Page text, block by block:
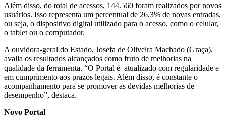
Além disso, do total de acessos, 144.560 foram realizados por novos
usuários. Isso representa um percentual de 26,3% de novas entradas,
ou seja, o dispositivo digital utilizado para o acesso, como o celular,
o tablet ou o computador.
A ouvidora-geral do Estado, Josefa de Oliveira Machado (Graça),
avalia os resultados alcançados como fruto de melhorias na
qualidade da ferramenta. “O Portal é atualizado com regularidade e
em cumprimento aos prazos legais. Além disso, é constante o
acompanhamento para se promover as devidas melhorias de
desempenho”, destaca.
Novo Portal